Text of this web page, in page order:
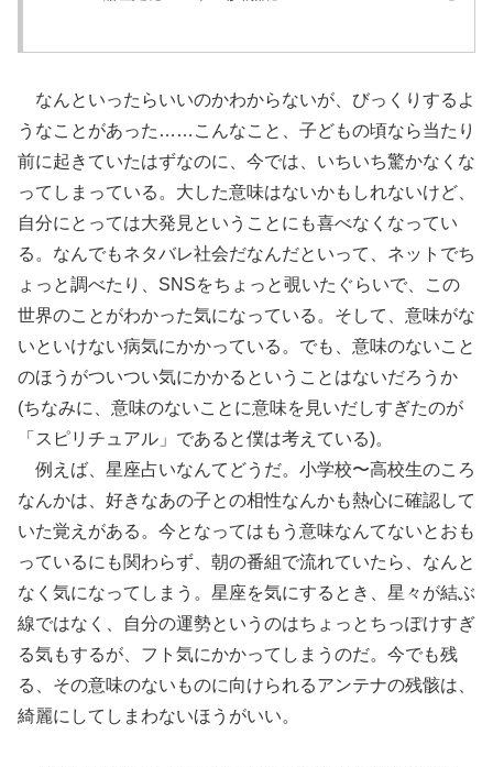
なんといったらいいのかわからないが、びっくりするよ
うなことがあった……こんなこと、子どもの頃なら当たり
前に起きていたはずなのに、今では、いちいち驚かなくな
ってしまっている。大した意味はないかもしれないけど、
自分にとっては大発見ということにも喜べなくなってい
る。なんでもネタバレ社会だなんだといって、ネットでち
ょっと調べたり、SNSをちょっと覗いたぐらいで、この
世界のことがわかった気になっている。そして、意味がな
いといけない病気にかかっている。でも、意味のないこと
のほうがついつい気にかかるということはないだろうか
(ちなみに、意味のないことに意味を見いだしすぎたのが
「スピリチュアル」であると僕は考えている)。
例えば、星座占いなんてどうだ。小学校〜高校生のころ
なんかは、好きなあの子との相性なんかも熱心に確認して
いた覚えがある。今となってはもう意味なんてないとおも
っているにも関わらず、朝の番組で流れていたら、なんと
なく気になってしまう。星座を気にするとき、星々が結ぶ
線ではなく、自分の運勢というのはちょっとちっぽけすぎ
る気もするが、フト気にかかってしまうのだ。今でも残
る、その意味のないものに向けられるアンテナの残骸は、
綺麗にしてしまわないほうがいい。